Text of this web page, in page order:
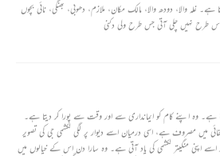
ہے۔ غلہ والا، دودھ والا، مالک مکان، ملازم، دھوبی، بھنگی، نائی بچوں
طرح نہیں چلی آتی جس طرح ولی دکنی
ہے۔ وہ اپنے کام کو ایمانداری سے اور وقت سے پورا کر دیتا ہے۔
میں مصروف ہے، اسی درمیان اسے دیوار پر لگی لکشمی جی کی تصویر
اسے اپنی منگیتر لکشمی کی یاد آتی ہے۔ وہ سارا دن اس کے خیالوں میں